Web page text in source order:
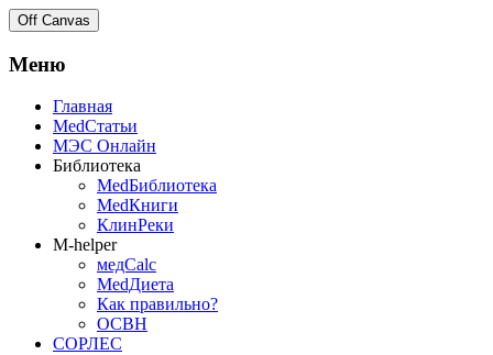
Off Canvas
Меню
Главная
MedСтатьи
МЭС Онлайн
Библиотека
MedБиблиотека
MedКниги
КлинРеки
M-helper
медCalc
MedДиета
Как правильно?
ОСВН
СОРЛЕС